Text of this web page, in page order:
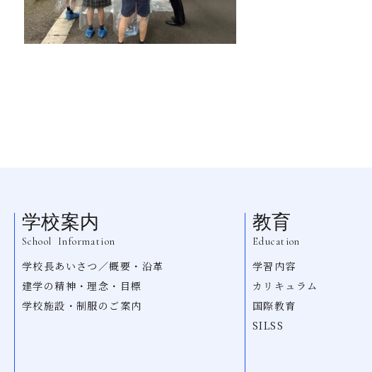
学校案内
School Information
学校長あいさつ／概要・沿革
建学の精神・理念・目標
学校施設・制服のご案内
教育
Education
学習内容
カリキュラム
国際教育
SILSS